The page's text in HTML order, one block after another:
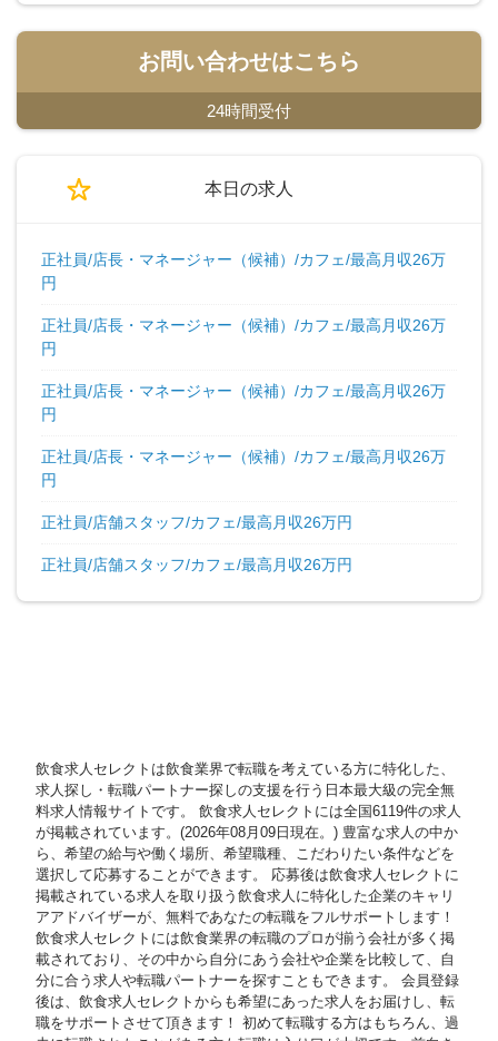
お問い合わせはこちら
24時間受付
本日の求人
正社員/店長・マネージャー（候補）/カフェ/最高月収26万
円
正社員/店長・マネージャー（候補）/カフェ/最高月収26万
円
正社員/店長・マネージャー（候補）/カフェ/最高月収26万
円
正社員/店長・マネージャー（候補）/カフェ/最高月収26万
円
正社員/店舗スタッフ/カフェ/最高月収26万円
正社員/店舗スタッフ/カフェ/最高月収26万円
飲食求人セレクトは飲食業界で転職を考えている方に特化した、
求人探し・転職パートナー探しの支援を行う日本最大級の完全無
料求人情報サイトです。 飲食求人セレクトには全国6119件の求人
が掲載されています。(2026年08月09日現在。) 豊富な求人の中か
ら、希望の給与や働く場所、希望職種、こだわりたい条件などを
選択して応募することができます。 応募後は飲食求人セレクトに
掲載されている求人を取り扱う飲食求人に特化した企業のキャリ
アアドバイザーが、無料であなたの転職をフルサポートします！
飲食求人セレクトには飲食業界の転職のプロが揃う会社が多く掲
載されており、その中から自分にあう会社や企業を比較して、自
分に合う求人や転職パートナーを探すこともできます。 会員登録
後は、飲食求人セレクトからも希望にあった求人をお届けし、転
職をサポートさせて頂きます！ 初めて転職する方はもちろん、過